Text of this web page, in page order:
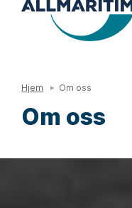
Hjem Om oss
Om oss